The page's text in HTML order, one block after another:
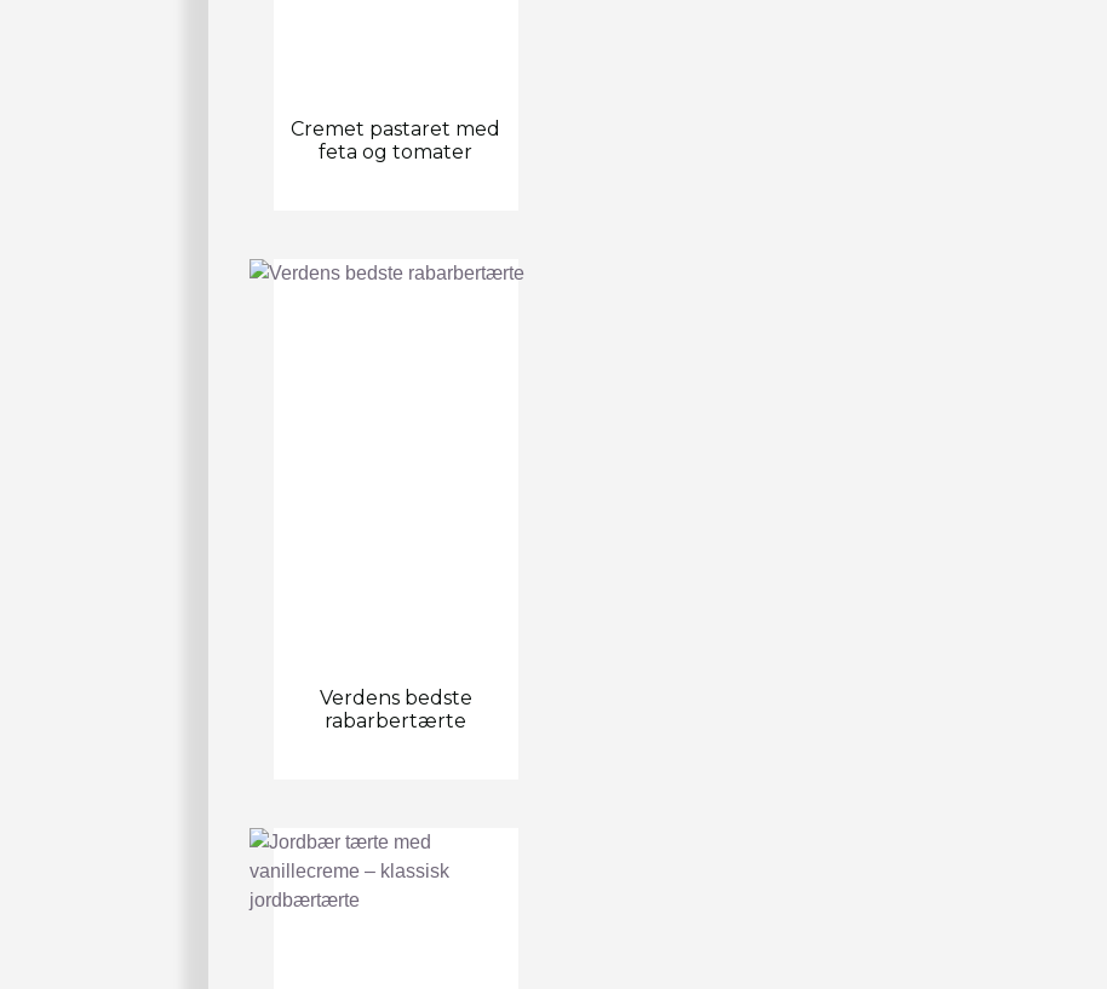
Cremet pastaret med
feta og tomater
Verdens bedste
rabarbertærte